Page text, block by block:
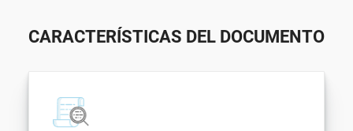
CARACTERÍSTICAS DEL DOCUMENTO